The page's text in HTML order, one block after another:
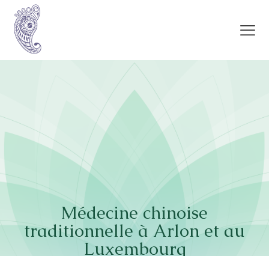
Médecine chinoise
traditionnelle à Arlon et au
Luxembourg